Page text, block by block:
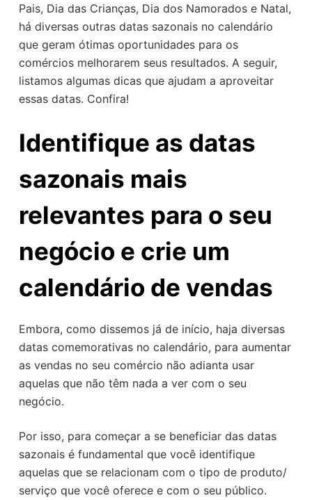
Pais, Dia das Crianças, Dia dos Namorados e Natal,
há diversas outras datas sazonais no calendário
que geram ótimas oportunidades para os
comércios melhorarem seus resultados. A seguir,
listamos algumas dicas que ajudam a aproveitar
essas datas. Confira!
Identifique as datas
sazonais mais
relevantes para o seu
negócio e crie um
calendário de vendas
Embora, como dissemos já de início, haja diversas
datas comemorativas no calendário, para aumentar
as vendas no seu comércio não adianta usar
aquelas que não têm nada a ver com o seu
negócio.
Por isso, para começar a se beneficiar das datas
sazonais é fundamental que você identifique
aquelas que se relacionam com o tipo de produto/
serviço que você oferece e com o seu público.